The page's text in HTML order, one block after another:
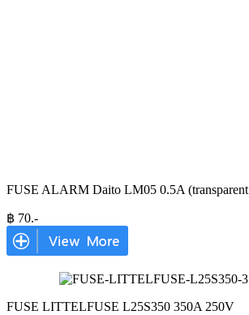
FUSE ALARM Daito LM05 0.5A (transparent
฿ 70.-
FUSE LITTELFUSE L25S350 350A 250V